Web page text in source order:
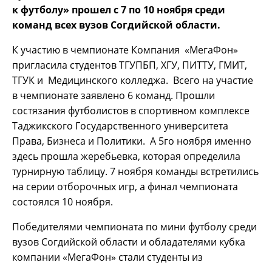
к футболу» прошел с 7 по 10 ноября среди
команд всех вузов Согдийской области.
К участию в чемпионате Компания «МегаФон»
пригласила студентов ТГУПБП, ХГУ, ПИТТУ, ГМИТ,
ТГУК и Медицинского колледжа. Всего на участие
в чемпионате заявлено 6 команд. Прошли
состязания футболистов в спортивном комплексе
Таджикского Государственного университета
Права, Бизнеса и Политики. А 5го ноября именно
здесь прошла жеребьевка, которая определила
турнирную таблицу. 7 ноября команды встретились
на серии отборочных игр, а финал чемпионата
состоялся 10 ноября.
Победителями чемпионата по мини футболу среди
вузов Согдийской области и обладателями кубка
компании «МегаФон» стали студенты из